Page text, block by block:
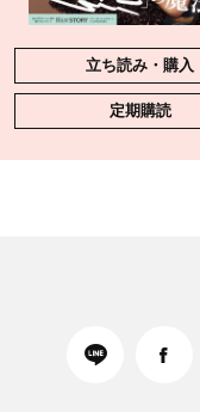
立ち読み・購入
定期購読